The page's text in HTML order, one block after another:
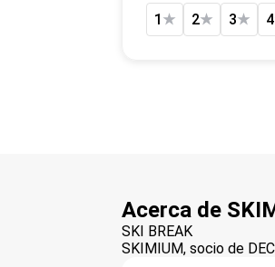
1 ★ 2★ 3★ 4
Acerca de
SKI BREAK
SKIMIUM, socio de